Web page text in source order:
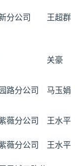
分公司 王超群
关豪
路分公司 马玉娟
薇分公司 王水平
薇分公司 王水平